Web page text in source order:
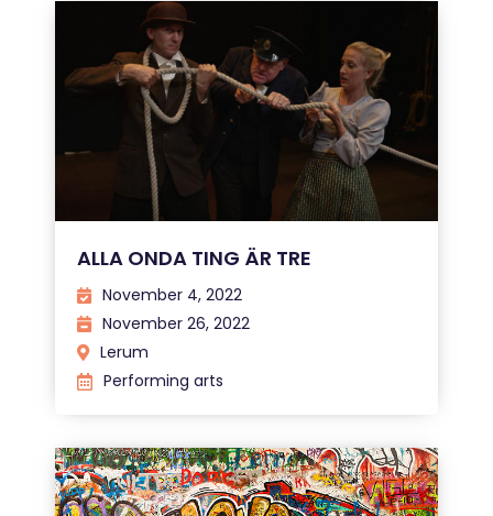
ALLA ONDA TING ÄR TRE
November 4, 2022
November 26, 2022
Lerum
Performing arts